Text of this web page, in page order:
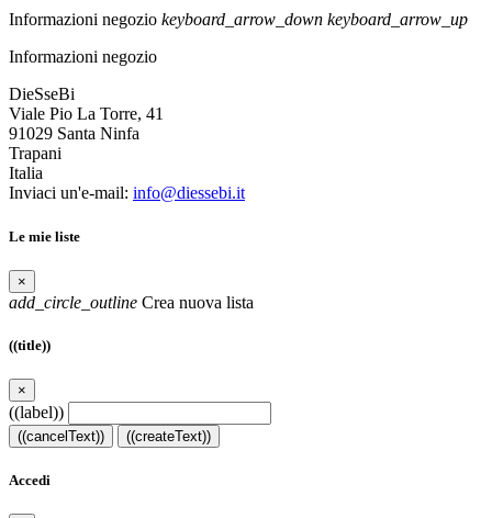
Informazioni negozio keyboard_arrow_down keyboard_arrow_up
Informazioni negozio
DieSseBi
Viale Pio La Torre, 41
91029 Santa Ninfa
Trapani
Italia
Inviaci un'e-mail: info@diessebi.it
Le mie liste
×
add_circle_outline Crea nuova lista
((title))
×
((label))
((cancelText)) ((createText))
Accedi